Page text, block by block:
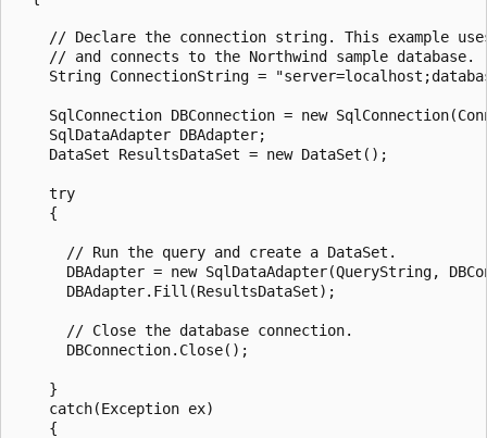
// Declare the connection string. This example
    // and connects to the Northwind sample database.
String ConnectionString =
SqlConnection DBConnection = new
    SqlDataAdapter DBAdapter;
    DataSet ResultsDataSet = new DataSet();
    try
    {
      // Run the query and create a DataSet.
DBAdapter = new SqlDataAdapter(QueryString,
      DBAdapter.Fill(ResultsDataSet);
      // Close the database connection.
      DBConnection.Close();
    }
    catch(Exception ex)
    {